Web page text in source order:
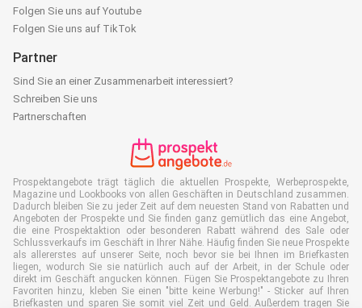
Folgen Sie uns auf Youtube
Folgen Sie uns auf TikTok
Partner
Sind Sie an einer Zusammenarbeit interessiert?
Schreiben Sie uns
Partnerschaften
Prospektangebote trägt täglich die aktuellen Prospekte, Werbeprospekte,
Magazine und Lookbooks von allen Geschäften in Deutschland zusammen.
Dadurch bleiben Sie zu jeder Zeit auf dem neuesten Stand von Rabatten und
Angeboten der Prospekte und Sie finden ganz gemütlich das eine Angebot,
die eine Prospektaktion oder besonderen Rabatt während des Sale oder
Schlussverkaufs im Geschäft in Ihrer Nähe. Häufig finden Sie neue Prospekte
als allererstes auf unserer Seite, noch bevor sie bei Ihnen im Briefkasten
liegen, wodurch Sie sie natürlich auch auf der Arbeit, in der Schule oder
direkt im Geschäft angucken können. Fügen Sie Prospektangebote zu Ihren
Favoriten hinzu, kleben Sie einen "bitte keine Werbung!" - Sticker auf Ihren
Briefkasten und sparen Sie somit viel Zeit und Geld. Außerdem tragen Sie